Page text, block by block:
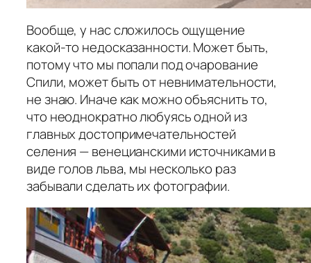
Вообще, у нас сложилось ощущение
какой-то недосказанности. Может быть,
потому что мы попали под очарование
Спили, может быть от невнимательности,
не знаю. Иначе как можно объяснить то,
что неоднократно любуясь одной из
главных достопримечательностей
селения — венецианскими источниками в
виде голов льва, мы несколько раз
забывали сделать их фотографии.